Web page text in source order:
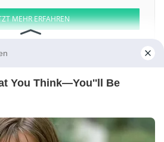
MEHR ERFAHREN
50 Dow Jones NASDAQ 100 Nikkei 225
Weitere Aktien:
Non-Cum Red
Ramco Cements
You Think—You''ll Be